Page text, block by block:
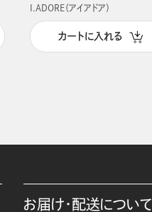
I.ADORE（アイアドア）
カートに入れる
お届け・配送について